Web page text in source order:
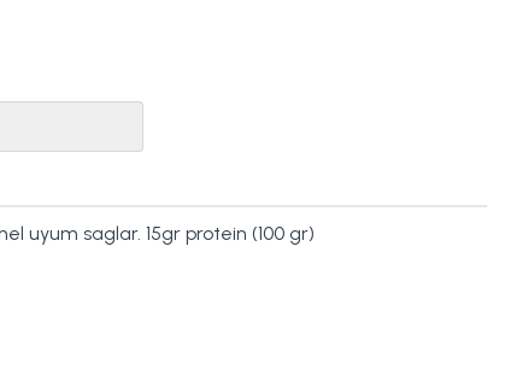
uyum saglar. 15gr protein (100 gr)